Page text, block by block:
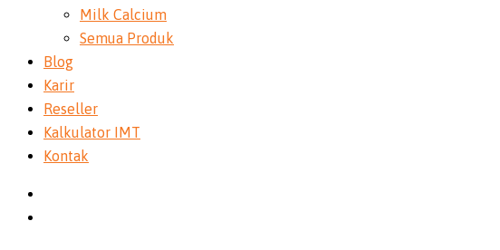
Milk Calcium
Semua Produk
Blog
Karir
Reseller
Kalkulator IMT
Kontak